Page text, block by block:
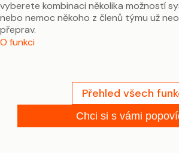
vyberete kombinaci několika možností
nebo nemoc někoho z členů týmu už
přeprav.
O funkci
Přehled všech
Chci si s vámi